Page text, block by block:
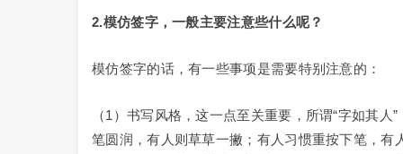
2.模仿签字，一般主要注意些什么呢？
模仿签字的话，有一些事项是需要特别注意的：
（1）书写风格，这一点至关重要，所谓“字如其
笔圆润，有人则草草一撇；有人习惯重按下笔，